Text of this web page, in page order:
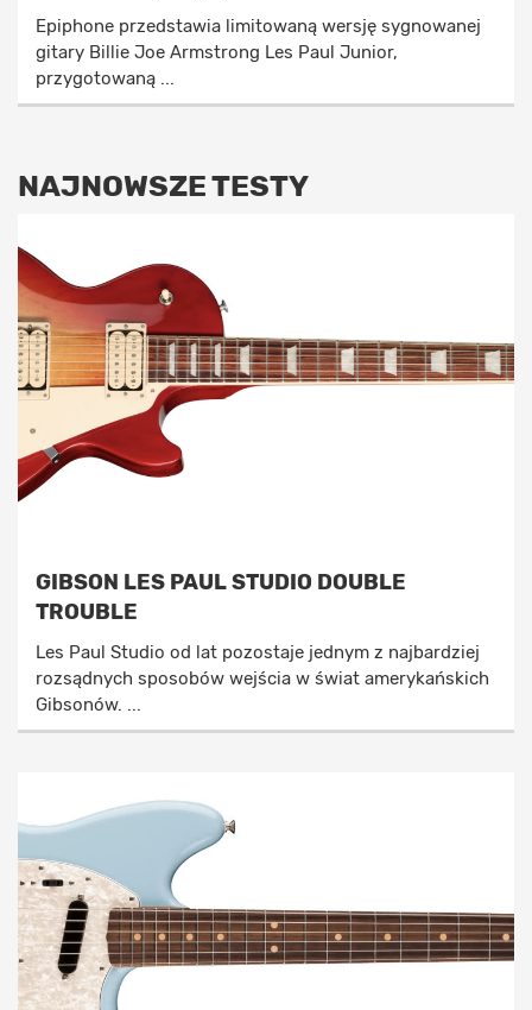
Epiphone przedstawia limitowaną wersję sygnowanej
gitary Billie Joe Armstrong Les Paul Junior,
przygotowaną ...
NAJNOWSZE TESTY
GIBSON LES PAUL STUDIO DOUBLE
TROUBLE
Les Paul Studio od lat pozostaje jednym z najbardziej
rozsądnych sposobów wejścia w świat amerykańskich
Gibsonów. ...